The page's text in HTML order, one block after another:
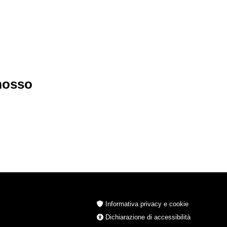
Informativa privacy e cookie
Dichiarazione di accessibilità